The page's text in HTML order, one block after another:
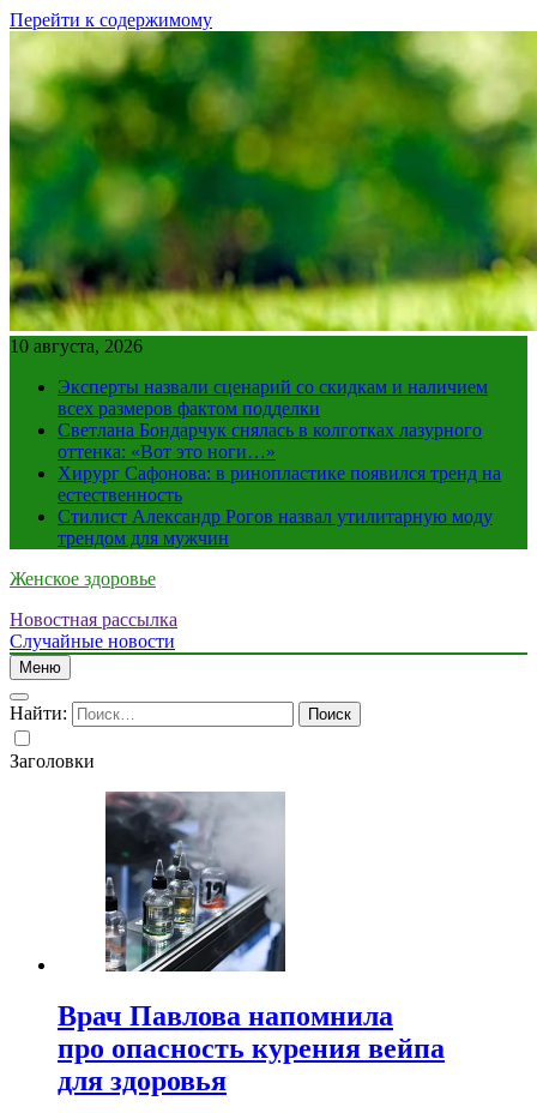
Перейти к содержимому
10 августа, 2026
Эксперты назвали сценарий со скидкам и наличием
всех размеров фактом подделки
Светлана Бондарчук снялась в колготках лазурного
оттенка: «Вот это ноги…»
Хирург Сафонова: в ринопластике появился тренд на
естественность
Стилист Александр Рогов назвал утилитарную моду
трендом для мужчин
Женское здоровье
Новостная рассылка
Случайные новости
Меню
Найти:
Заголовки
Врач Павлова напомнила
про опасность курения вейпа
для здоровья